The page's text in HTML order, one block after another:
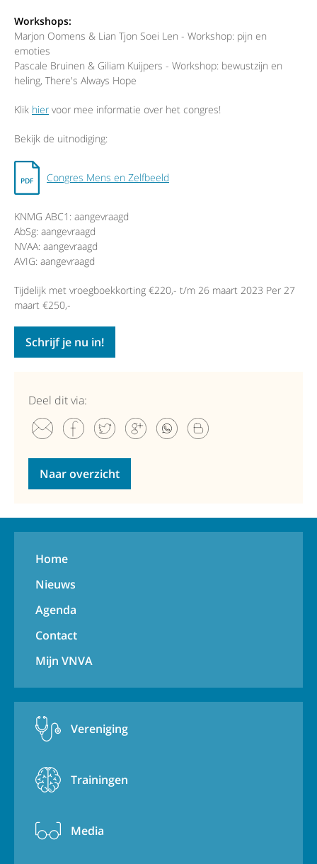
Workshops:
Marjon Oomens & Lian Tjon Soei Len - Workshop: pijn en
emoties
Pascale Bruinen & Giliam Kuijpers - Workshop: bewustzijn en
heling, There's Always Hope
Klik hier voor mee informatie over het congres!
Bekijk de uitnodiging:
Congres Mens en Zelfbeeld
KNMG ABC1: aangevraagd
AbSg: aangevraagd
NVAA: aangevraagd
AVIG: aangevraagd
Tijdelijk met vroegboekkorting €220,- t/m 26 maart 2023 Per 27
maart €250,-
Schrijf je nu in!
Deel dit via:
Naar overzicht
Home
Nieuws
Agenda
Contact
Mijn VNVA
Vereniging
Trainingen
Media